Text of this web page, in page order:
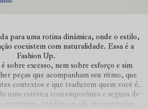
para uma rotina dinâmica, onde o estilo,
coexistem com naturalidade. Essa é a
Fashion Up.
sobre excesso, nem sobre esforço e sim
peças que acompanham seu ritmo, que
contextos e que traduzem quem você é.
uma estética contemporânea e segura de
estruturas, tendências são interpretadas